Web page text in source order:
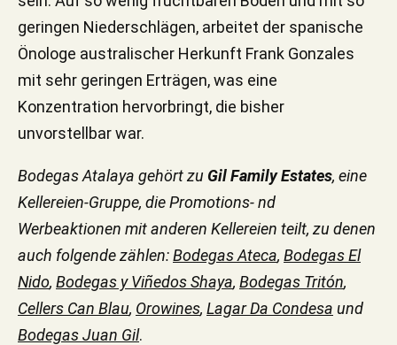
geringen Niederschlägen, arbeitet der spanische
Önologe australischer Herkunft Frank Gonzales
mit sehr geringen Erträgen, was eine
Konzentration hervorbringt, die bisher
unvorstellbar war.
Bodegas Atalaya gehört zu Gil Family Estates, eine
Kellereien-Gruppe, die Promotions- nd
Werbeaktionen mit anderen Kellereien teilt, zu denen
auch folgende zählen:Bodegas Ateca, Bodegas El
Nido, Bodegas y Viñedos Shaya, Bodegas Tritón,
Cellers Can Blau, Orowines, Lagar Da Condesa und
Bodegas Juan Gil.